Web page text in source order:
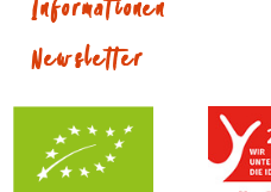
Informationen
Newsletter